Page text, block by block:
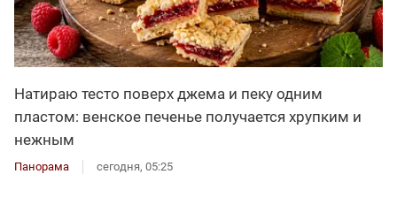
Натираю тесто поверх джема и пеку одним
пластом: венское печенье получается хрупким и
нежным
Панорама сегодня, 05:25